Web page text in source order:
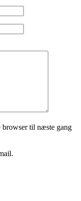
browser til næste gang